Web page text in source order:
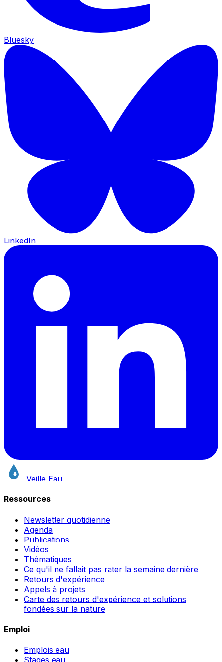
Bluesky
LinkedIn
Veille Eau
Ressources
Newsletter quotidienne
Agenda
Publications
Vidéos
Thématiques
Ce qu'il ne fallait pas rater la semaine dernière
Retours d'expérience
Appels à projets
Carte des retours d'expérience et solutions
fondées sur la nature
Emploi
Emplois eau
Stages eau